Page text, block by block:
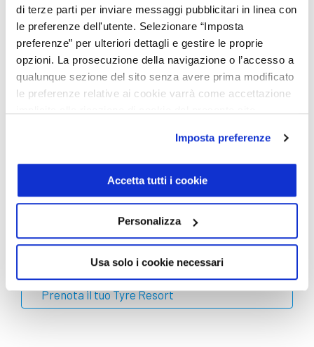
di terze parti per inviare messaggi pubblicitari in linea con
le preferenze dell'utente. Selezionare “Imposta
preferenze” per ulteriori dettagli e gestire le proprie
opzioni. La prosecuzione della navigazione o l’accesso a
qualunque sezione del sito senza avere prima modificato
le preferenze relative ai cookie varrà come accettazione
Imposta preferenze
Accetta tutti i cookie
Personalizza
Usa solo i cookie necessari
*Valido anche in caso di acquisto pneumatici nuovi.
**Valido SOLO in caso di ruote complete.
Non solo deposito: i nostri servizi esclusivi per le tue
ruote complete, cerchi e pneumatici
nuovi. Approfitta del periodo di deposito per
superano i controlli di sicurezza, ti forniamo
immediatamente un preventivo per gomme nuove,
con il vantaggio di un montaggio immediato.
Prenota il tuo Tyre Resort